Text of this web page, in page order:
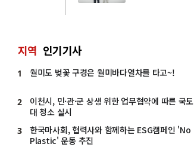
지역 인기기사
1 월미도 벚꽃 구경은 월미바다열차를 타고~!
2
이천시, 민·관·군 상생 위한 업무협약에 따른 국토
대 청소 실시
3
한국마사회, 협력사와 함께하는 ESG캠페인 'No
Plastic' 운동 추진